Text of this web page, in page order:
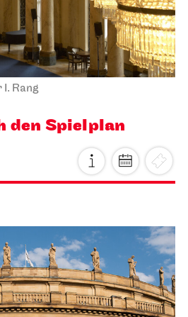
I. Rang
den Spielplan